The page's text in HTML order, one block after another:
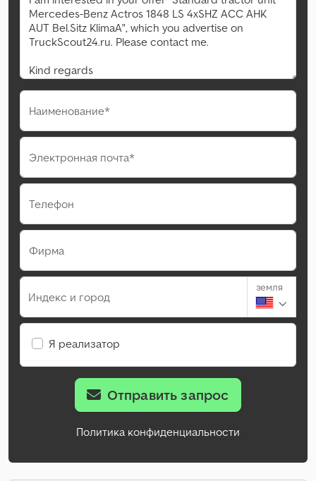
Наименование*
Электронная почта*
Телефон
Фирма
Индекс и город
земля
Я реализатор
Отправить запрос
Политика конфиденциальности